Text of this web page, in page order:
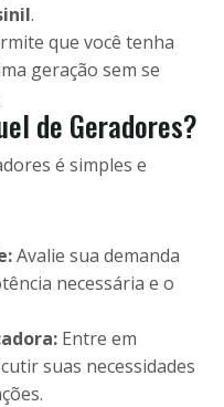
.
que você tenha
geração sem se
de Geradores?
é simples e
Avalie sua demanda
necessária e o
Entre em
suas necessidades